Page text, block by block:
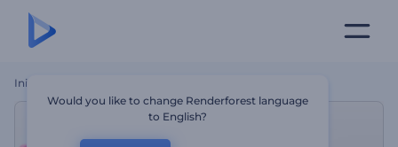
Inicio
Would you like to change Renderforest language
to English?